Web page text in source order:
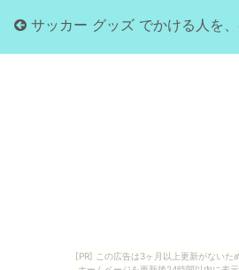
[PR] この広告は3ヶ月以上更新がないた
サッカー グッズ でかける人を、